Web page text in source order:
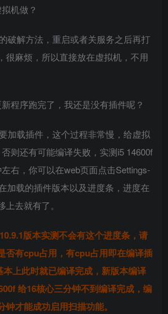
机做？
破解方法，重启或者关服务之后再打
很麻烦，所以直接放在虚拟机，不用
程序跑完了，我还是没有插件呢？
加载插件，这个过程非常慢，给虚拟
则还有可能编译失败，实测i5 14600f
右，你可以在web页面点击Settings-
加载的插件版本以及进度条，进度在
去就有了。
版本实测不会有这个进度条，请
否有cpu占用，有cpu占用即在编译插
上此时就已编译完成，新版本编译
给16核心三分钟不到编译完成 ，编
才能成功启用扫描功能。